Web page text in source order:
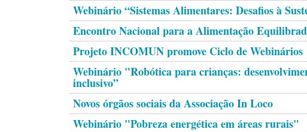
Webinário “Sistemas Alimentares: Desafios à
Encontro Nacional para a Alimentação
Projeto INCOMUN promove Ciclo de Webinários
Webinário "Robótica para crianças:
inclusivo”
Novos órgãos sociais da Associação In Loco
Webinário "Pobreza energética em áreas rurais"